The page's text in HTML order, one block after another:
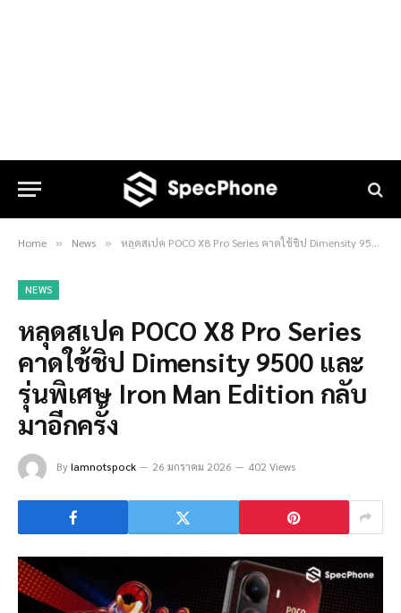
Home » News » หลุดสเปค POCO X8 Pro Series คาดใช้ชิป Dimensity 9500 และรุ่นพิเศษ Iron Man Edition กลับมาอีกครั้ง
NEWS
หลุดสเปค POCO X8 Pro Series
คาดใช้ชิป Dimensity 9500 และ
รุ่นพิเศษ Iron Man Edition กลับ
มาอีกครั้ง
ByIamnotspock 26 มกราคม 2026 402 Views